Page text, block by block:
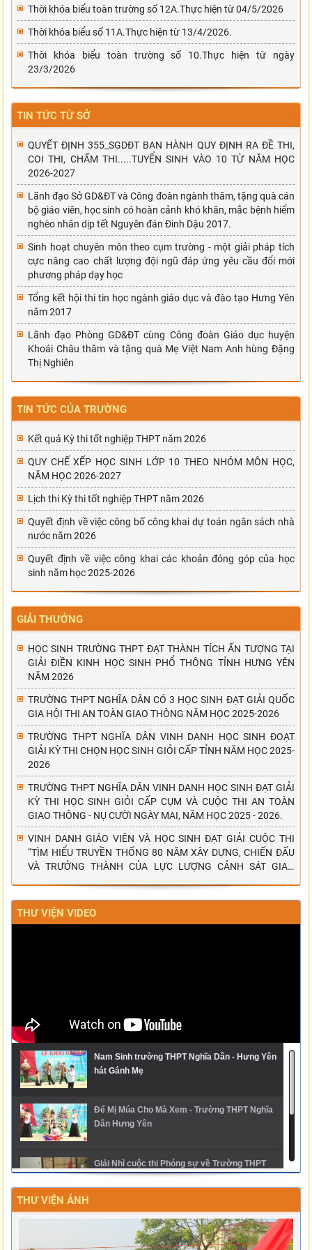
Thời khóa biểu toàn trường số 12A.Thực hiện từ 04/5/2026
Thời khóa biểu số 11A.Thực hiện từ 13/4/2026.
Thời khóa biểu toàn trường số 10.Thực hiện từ ngày
23/3/2026
TIN TỨC TỪ SỞ
QUYẾT ĐỊNH 355_SGDĐT BAN HÀNH QUY ĐỊNH RA ĐỀ THI,
COI THI, CHẤM THI.....TUYỂN SINH VÀO 10 TỪ NĂM HỌC
2026-2027
Lãnh đạo Sở GD&ĐT và Công đoàn ngành thăm, tặng quà cán
bộ giáo viên, học sinh có hoàn cảnh khó khăn, mắc bệnh hiểm
nghèo nhân dịp tết Nguyên đán Đinh Dậu 2017.
Sinh hoạt chuyên môn theo cụm trường - một giải pháp tích
cực nâng cao chất lượng đội ngũ đáp ứng yêu cầu đổi mới
phương pháp dạy học
Tổng kết hội thi tin học ngành giáo dục và đào tạo Hưng Yên
năm 2017
Lãnh đạo Phòng GD&ĐT cùng Công đoàn Giáo dục huyện
Khoái Châu thăm và tặng quà Mẹ Việt Nam Anh hùng Đặng
Thị Nghiên
TIN TỨC CỦA TRƯỜNG
Kết quả Kỳ thi tốt nghiệp THPT năm 2026
QUY CHẾ XẾP HỌC SINH LỚP 10 THEO NHÓM MÔN HỌC,
NĂM HỌC 2026-2027
Lịch thi Kỳ thi tốt nghiệp THPT năm 2026
Quyết định về việc công bố công khai dự toán ngân sách nhà
nước năm 2026
Quyết định về việc công khai các khoản đóng góp của học
sinh năm học 2025-2026
GIẢI THƯỞNG
HỌC SINH TRƯỜNG THPT ĐẠT THÀNH TÍCH ẤN TƯỢNG TẠI
GIẢI ĐIỀN KINH HỌC SINH PHỔ THÔNG TỈNH HƯNG YÊN
NĂM 2026
TRƯỜNG THPT NGHĨA DÂN CÓ 3 HỌC SINH ĐẠT GIẢI QUỐC
GIA HỘI THI AN TOÀN GIAO THÔNG NĂM HỌC 2025-2026
TRƯỜNG THPT NGHĨA DÂN VINH DANH HỌC SINH ĐOẠT
GIẢI KỲ THI CHỌN HỌC SINH GIỎI CẤP TỈNH NĂM HỌC 2025-
2026
TRƯỜNG THPT NGHĨA DÂN VINH DANH HỌC SINH ĐẠT GIẢI
KỲ THI HỌC SINH GIỎI CẤP CỤM VÀ CUỘC THI AN TOÀN
GIAO THÔNG - NỤ CƯỜI NGÀY MAI, NĂM HỌC 2025 - 2026.
VINH DANH GIÁO VIÊN VÀ HỌC SINH ĐẠT GIẢI CUỘC THI
“TÌM HIỂU TRUYỀN THỐNG 80 NĂM XÂY DỰNG, CHIẾN ĐẤU
VÀ TRƯỞNG THÀNH CỦA LỰC LƯỢNG CẢNH SÁT GIAO
THƯ VIỆN VIDEO
Nam Sinh trường THPT Nghĩa Dân - Hưng Yên
hát Gánh Mẹ
Để Mị Múa Cho Mà Xem - Trường THPT Nghĩa
Dân Hưng Yên
Giải Nhì cuộc thi Phóng sự về Trường THPT
Nghĩa Dân
Ngày hội trải nghiệm STEM 2025 - THPT Nghĩa
THƯ VIỆN ẢNH